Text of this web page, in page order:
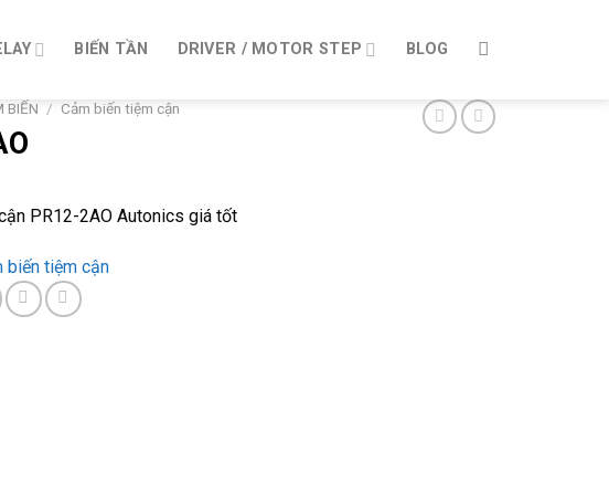
BIẾN TẦN DRIVER / MOTOR STEP BLOG
BIẾN / Cảm biến tiệm cận
PR12-2AO Autonics giá tốt
biến tiệm cận